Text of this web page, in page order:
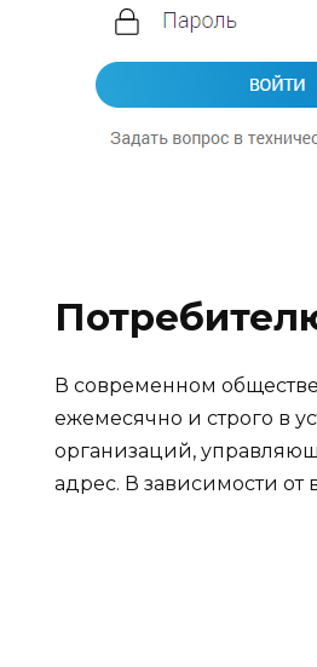
В современном
ежемесячно и строго в
организаций,
адрес. В зависимости